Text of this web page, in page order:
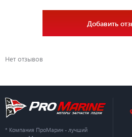
Добавить
Нет отзывов
* Компания ПроМарин - лучший